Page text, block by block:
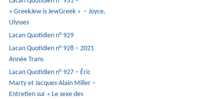
« GreekJew is JewGreek » – Joyce,
Ulysses
Lacan Quotidien n° 929
Lacan Quotidien n° 928 – 2021
Année Trans
Lacan Quotidien n° 927 – Éric
Marty et Jacques-Alain Miller –
Entretien sur « Le sexe des